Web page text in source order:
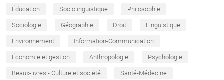
Éducation Sociolinguistique Philosophie
Sociologie Géographie Droit Linguistique
Environnement Information-Communication
Économie et gestion Anthropologie Psychologie
Beaux-livres - Culture et société Santé-Médecine